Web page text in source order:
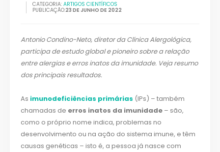
CATEGORIA: ARTIGOS CIENTÍFICOS
PUBLICAÇÃO:23 DE JUNHO DE 2022
Antonio Condino-Neto, diretor da Clínica Alergológica,
participa de estudo global e pioneiro sobre a relação
entre alergias e erros inatos da imunidade. Veja resumo
dos principais resultados.
As imunodeficiências primárias (IPs) – também
chamadas de erros inatos da imunidade – são,
como o próprio nome indica, problemas no
desenvolvimento ou na ação do sistema imune, e têm
causas genéticas – isto é, a pessoa já nasce com